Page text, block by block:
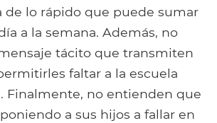
de lo rápido que puede sumar
a la semana. Además, no
tácito que transmiten
faltar a la escuela
Finalmente, no entienden que
a sus hijos a fallar en